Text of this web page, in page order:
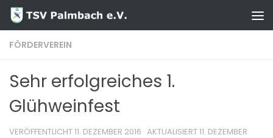
Zum Inhalt springen
FÖRDERVEREIN
Sehr erfolgreiches 1.
Glühweinfest
VERÖFFENTLICHT11. DEZEMBER 2016 · AKTUALISIERT11. DEZEMBER